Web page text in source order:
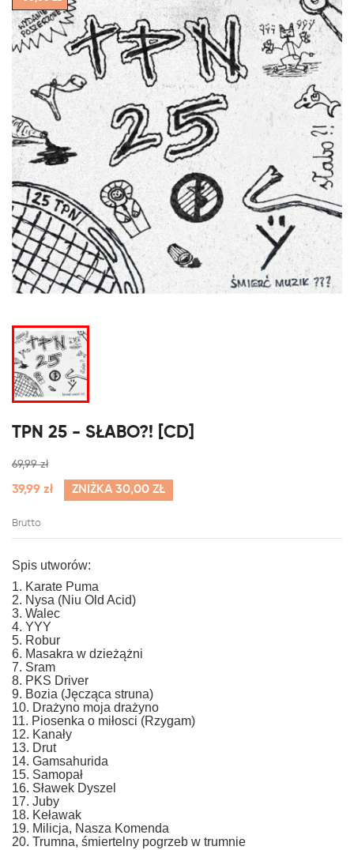
TPN 25 - SŁABO?! [CD]
69,99 zł
39,99 zł ZNIŻKA 30,00 ZŁ
Brutto
Spis utworów:
1. Karate Puma
2. Nysa (Niu Old Acid)
3. Walec
4. YYY
5. Robur
6. Masakra w dzieżążni
7. Sram
8. PKS Driver
9. Bozia (Jęcząca struna)
10. Drażyno moja drażyno
11. Piosenka o miłosci (Rzygam)
12. Kanały
13. Drut
14. Gamsahurida
15. Samopał
16. Sławek Dyszel
17. Juby
18. Keławak
19. Milicja, Nasza Komenda
20. Trumna, śmiertelny pogrzeb w trumnie